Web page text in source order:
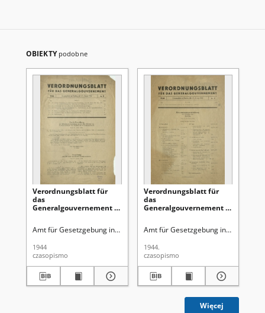
OBIEKTY podobne
Verordnungsblatt für
das
Generalgouvernement /
Regierung des
1944, Nr 3 (31 Januar)
Amt für Gesetzgebung in der Regierung des Generalgouverneurs
1944
czasopismo
Verordnungsblatt für
das
Generalgouvernement /
Regierung des
1944, Nr 2 (27 Januar)
Amt für Gesetzgebung in der
1944.
czasopismo
Więcej